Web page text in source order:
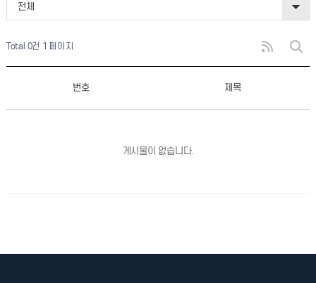
전체
Total 0건 1 페이지
번호 제목
게시물이 없습니다.